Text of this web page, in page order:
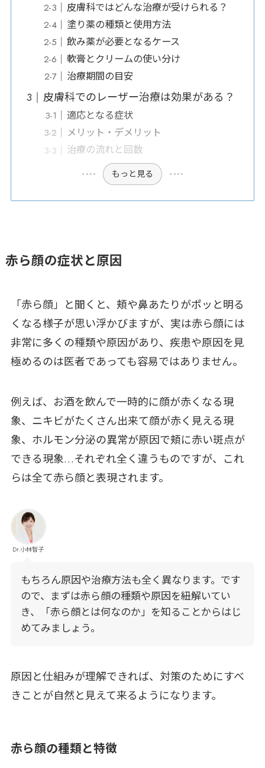
皮膚科ではどんな治療が受けられる？
塗り薬の種類と使用方法
飲み薬が必要となるケース
軟膏とクリームの使い分け
治療期間の目安
皮膚科でのレーザー治療は効果がある？
適応となる症状
メリット・デメリット
治療の流れと回数
もっと見る
赤ら顔の症状と原因
「赤ら顔」と聞くと、頬や鼻あたりがポッと明る
くなる様子が思い浮かびますが、実は赤ら顔には
非常に多くの種類や原因があり、疾患や原因を見
極めるのは医者であっても容易ではありません。
例えば、お酒を飲んで一時的に顔が赤くなる現
象、ニキビがたくさん出来て顔が赤く見える現
象、ホルモン分泌の異常が原因で頬に赤い斑点が
できる現象…それぞれ全く違うものですが、これ
らは全て赤ら顔と表現されます。
Dr.小林智子
もちろん原因や治療方法も全く異なります。です
ので、まずは赤ら顔の種類や原因を紐解いてい
き、「赤ら顔とは何なのか」を知ることからはじ
めてみましょう。
原因と仕組みが理解できれば、対策のためにすべ
きことが自然と見えて来るようになります。
赤ら顔の種類と特徴